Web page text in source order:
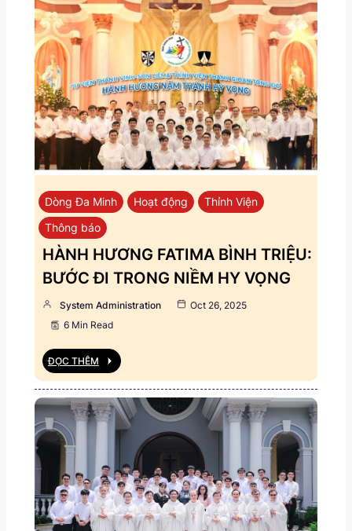
Dòng Đa Minh Hoạt động
Thỉnh Viện
Thông báo
HÀNH HƯƠNG FATIMA BÌNH TRIỆU:
BƯỚC ĐI TRONG NIỀM HY VỌNG
System Administration
Oct 26, 2025
6 Min Read
ĐỌC THÊM